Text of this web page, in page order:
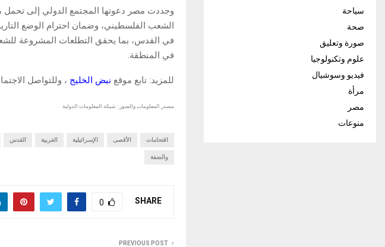
وجددت مصر دعوتها المجتمع الدولي إلى تحمل
الشعب الفلسطيني، وضمان احترام الوضع
في القدس، بما يحقق التطلعات المشروعة
في المنطقة.
للمزيد: تابع موقع نبض الخليج ، وللتواصل
مصدر المعلومات والصور : شبكة المعلومات الدولية
اقتحامات الأقصى الإسرائيلية الغربية القدس
والضفة
SHARE
0
PREVIOUS POST
سياحة
صحة
صورة وتعليق
علوم وتكنولوجيا
فيديو وسوشيال
مرأة
مصر
منوعات